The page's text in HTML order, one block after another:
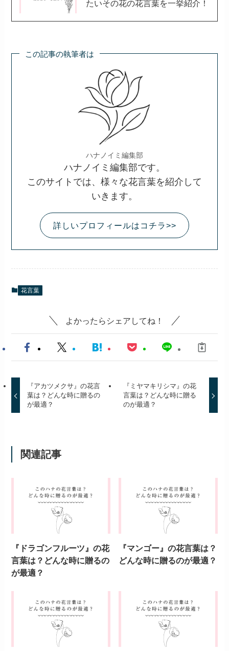
たいその花の花言葉を一挙紹介！
この記事の執筆者は
ハナノイミ編集部
ハナノイミ編集部です。
このサイトでは、様々な花言葉を紹介して
いきます。
詳しいプロフィールはコチラ>>
花言葉
よかったらシェアしてね！
『アカツメクサ』の花言
葉は？どんな時に贈るの
が最適？
『ミヤマキリシマ』の花
言葉は？どんな時に贈る
のが最適？
関連記事
『ドラゴンフルーツ』の花
言葉は？どんな時に贈るの
が最適？
『マンゴー』の花言葉は？
どんな時に贈るのが最適？